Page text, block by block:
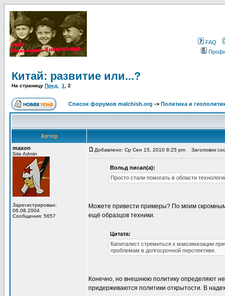
FAQ
Китай: развитие или...?
На страницу Пред. 1 2
Список форумов malchish.org -> Политика и
Автор
maxon
Site Admin
Зарегистрирован:
06.08.2004
Сообщения: 5657
Добавлено: Ср Сен 15, 2010 8:25 pm Заголовок
Вольд писал(а):
Просто стали помогать в области
Можете привести примеры? По моим
ещё образцов техники.
Цитата:
Капиталист стремиться к максимизации
проблемам в долгосрочной перспективе.
Конечно, но внешнюю политику определяют
придерживаются политики открытости. В